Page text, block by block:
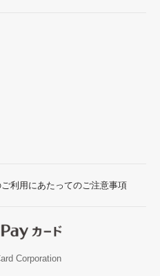
利用にあたってのご注意事項
Corporation